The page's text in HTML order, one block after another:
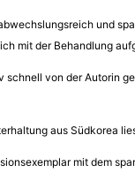
und
mit der Behandlung
von der Autorin
aus Südkorea
mit dem